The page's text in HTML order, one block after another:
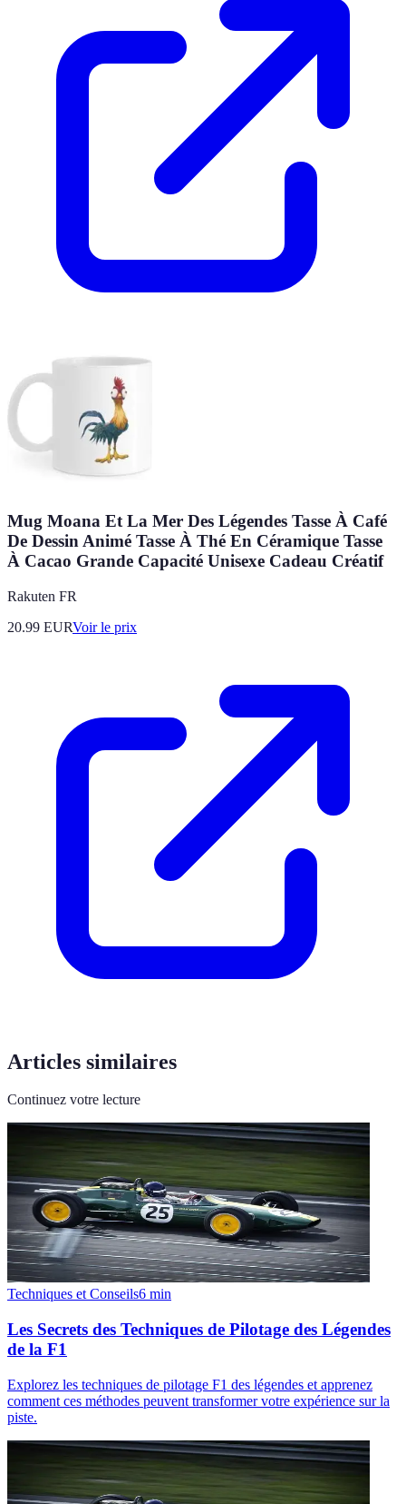
Mug Moana Et La Mer Des Légendes Tasse À Café
De Dessin Animé Tasse À Thé En Céramique Tasse
À Cacao Grande Capacité Unisexe Cadeau Créatif
Rakuten FR
20.99 EURVoir le prix
Articles similaires
Continuez votre lecture
Techniques et Conseils6 min
Les Secrets des Techniques de Pilotage des Légendes
de la F1
Explorez les techniques de pilotage F1 des légendes et apprenez
comment ces méthodes peuvent transformer votre expérience sur la
piste.